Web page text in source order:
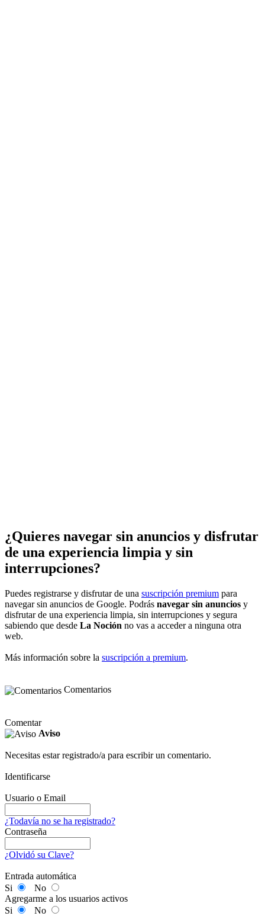
¿Quieres navegar sin anuncios y disfrutar
de una experiencia limpia y sin
interrupciones?
Puedes registrarse y disfrutar de una suscripción premium para
navegar sin anuncios de Google. Podrás navegar sin anuncios y
disfrutar de una experiencia limpia, sin interrupciones y segura
sabiendo que desde La Noción no vas a acceder a ninguna otra
web.
Más información sobre la suscripción a premium.
Comentarios
Comentar
Aviso
Necesitas estar registrado/a para escribir un comentario.
Identificarse
Usuario o Email
¿Todavía no se ha registrado?
Contraseña
¿Olvidó su Clave?
Entrada automática
Si
No
Agregarme a los usuarios activos
Si
No